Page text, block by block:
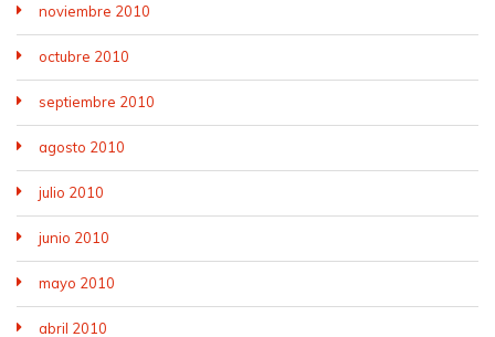
noviembre 2010
octubre 2010
septiembre 2010
agosto 2010
julio 2010
junio 2010
mayo 2010
abril 2010